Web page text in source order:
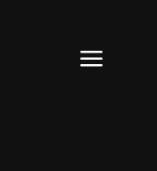
a